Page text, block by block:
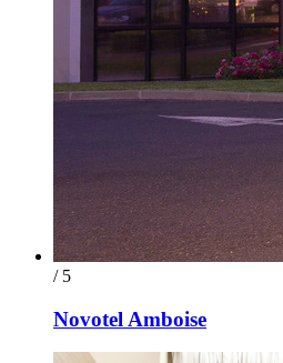
/ 5
Novotel Amboise